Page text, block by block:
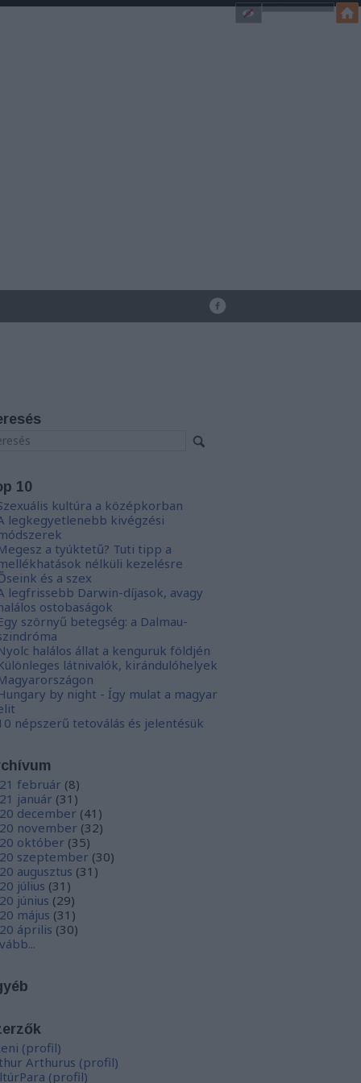
10
kultúra a középkorban
legkegyetlenebb kivégzési
a tyúktetű? Tuti tipp a
nélküli kezelésre
és a szex
legfrissebb Darwin-díjasok, avagy
ostobaságok
szörnyű betegség: a Dalmau-
halálos állat a kenguruk földjén
látnivalók, kirándulóhelyek
by night - Így mulat a magyar
népszerű tetoválás és jelentésük
február (8)
január (31 )
december (41 )
november (32)
október (35)
szeptember (30)
augusztus (31 )
július (31 )
június (29)
május (31 )
április (30)
...
(profil)
Arthurus (profil)
(profil)